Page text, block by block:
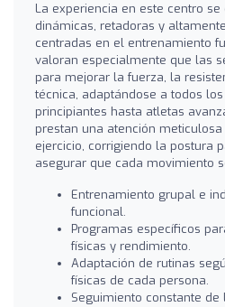
La experiencia en este centro
dinámicas, retadoras y
centradas en el entrenamiento
valoran especialmente que las
para mejorar la fuerza, la
técnica, adaptándose a todos
principiantes hasta atletas
prestan una atención
ejercicio, corrigiendo la postura
asegurar que cada movimiento
Entrenamiento grupal e
funcional.
Programas específicos
físicas y rendimiento.
Adaptación de rutinas
físicas de cada persona.
Seguimiento constante